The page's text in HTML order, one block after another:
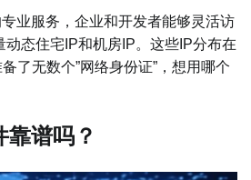
业服务，企业和开发者能够灵活访
动态住宅IP和机房IP。这些IP分布在
了无数个”网络身份证”，想用哪个
谱吗？